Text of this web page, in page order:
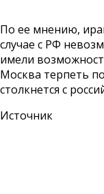
По ее мнению,
случае с РФ
имели
Москва терпеть
столкнется с
Источник